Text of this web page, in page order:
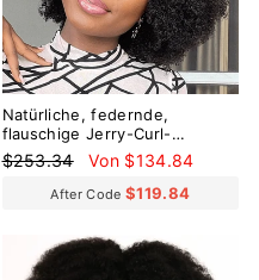
Natürliche, federnde,
flauschige Jerry-Curl-
Spitzenperücke ohne Kleber,
6 x 4, sofort einsatzbereit
Normaler
$253.34 Sonderpreis
Von $134.84
After Code $119.84
Reduziert